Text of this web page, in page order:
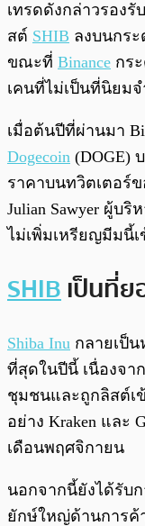
เทรดดังกล่าวรอง
สต์ SHIB ลงบนกร
ขณะที่ Binance กร
เคนที่ไม่เป็นที่นิยม
เมื่อต้นปีที่ผ่านมา
Dogecoin (DOGE)
ราคาบนทวิตเตอร์
Julian Sawyer ผู้บ
ไม่เพิ่มเหรียญมีมนี้
SHIBเป็นที่
Shiba Inu กลายเป็
ที่สุดในปีนี้ เนื่องจา
ชุมชนและถูกลิสต์เ
อย่าง Kraken และ
เดือนพฤศจิกายน
นอกจากนี้ยังได้รับ
ยักษ์ใหญ่ด้านการค้